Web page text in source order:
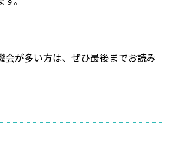
会が多い方は、ぜひ最後までお読み